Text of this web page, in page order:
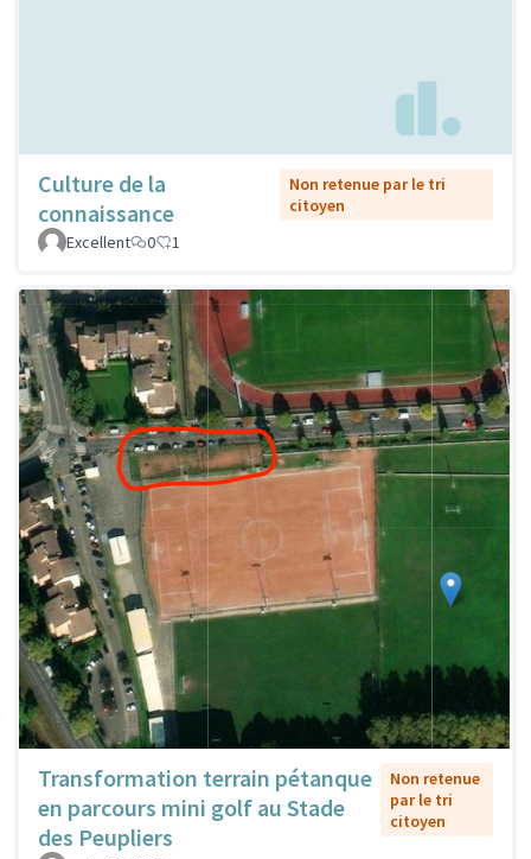
Culture de la
connaissance
Non retenue par le tri
citoyen
Excellent
0 1
Transformation terrain pétanque
en parcours mini golf au Stade
des Peupliers
Non retenue
par le tri
citoyen